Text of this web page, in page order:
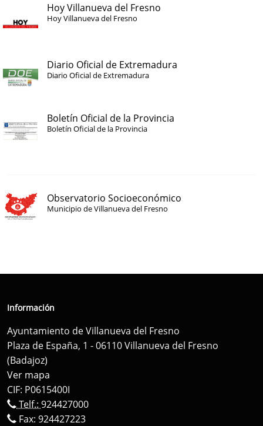
Hoy Villanueva del Fresno
Hoy Villanueva del Fresno
Diario Oficial de Extremadura
Diario Oficial de Extremadura
Boletín Oficial de la Provincia
Boletín Oficial de la Provincia
Observatorio Socioeconómico
Municipio de Villanueva del Fresno
Información
Ayuntamiento de Villanueva del Fresno
Plaza de España, 1 - 06110 Villanueva del Fresno
(Badajoz)
Ver mapa
CIF: P0615400I
Telf.: 924427000
Fax: 924427223